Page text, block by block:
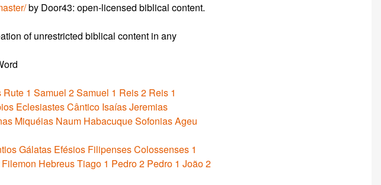
by Door43: open-licensed biblical content.
of unrestricted biblical content in any
Rute 1 Samuel 2 Samuel 1 Reis2 Reis 1
EclesiastesCântico IsaíasJeremias
Miquéias Naum HabacuqueSofoniasAgeu
Gálatas Efésios FilipensesColossenses 1
Filemon HebreusTiago 1 Pedro2 Pedro 1 João2